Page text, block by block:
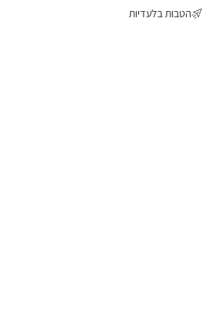
הטבות בלעדיות